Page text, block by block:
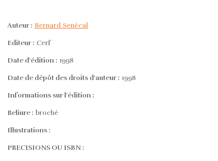
Auteur : Bernard Senécal
Editeur : Cerf
Date d'édition : 1998
Date de dépôt des droits d'auteur : 1998
Informations sur l'édition :
Reliure : broché
Illustrations :
PRECISIONS OU ISBN :